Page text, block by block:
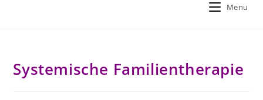
Menu
Systemische Familientherapie